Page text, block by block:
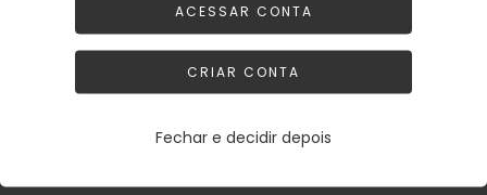
Anel Regulável Cristal 12mm
Banho Prata 925
CADASTRE-
Anel Regulável Cristal 12mm
Banho Ouro 18k
ENTRAR
ACESSAR CONTA
CRIAR CONTA
Fechar e decidir depois